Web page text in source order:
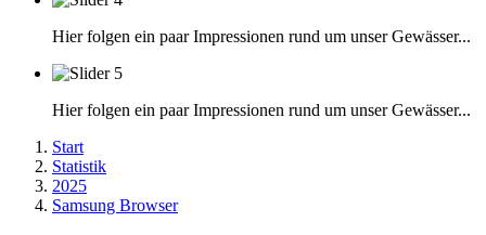
Hier folgen ein paar Impressionen rund um unser Gewässer...
Hier folgen ein paar Impressionen rund um unser Gewässer...
Start
Statistik
2025
Samsung Browser